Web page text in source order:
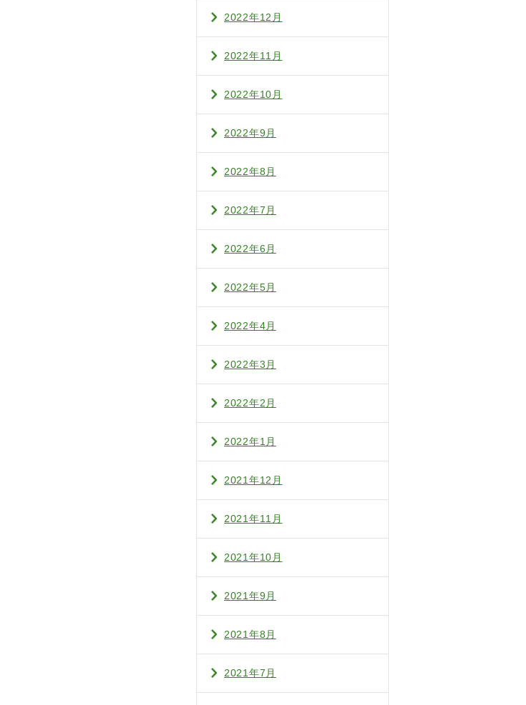
2022年12月
2022年11月
2022年10月
2022年9月
2022年8月
2022年7月
2022年6月
2022年5月
2022年4月
2022年3月
2022年2月
2022年1月
2021年12月
2021年11月
2021年10月
2021年9月
2021年8月
2021年7月